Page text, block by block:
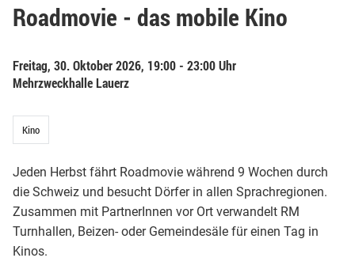
Roadmovie - das mobile Kino
Freitag, 30. Oktober 2026, 19:00 - 23:00 Uhr
Mehrzweckhalle Lauerz
Kino
Jeden Herbst fährt Roadmovie während 9 Wochen durch
die Schweiz und besucht Dörfer in allen Sprachregionen.
Zusammen mit PartnerInnen vor Ort verwandelt RM
Turnhallen, Beizen- oder Gemeindesäle für einen Tag in
Kinos.